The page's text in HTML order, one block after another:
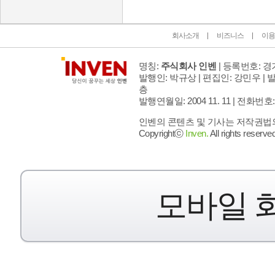
회사소개 비즈니스 이
명칭: 주식회사 인벤 | 등록번호: 경
발행인: 박규상 | 편집인: 강민우 |
층
발행연월일: 2004 11. 11 | 전화번호
인벤의 콘텐츠 및 기사는 저작권
Copyrightⓒ Inven.All rights
모바일